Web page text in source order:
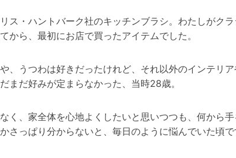
ス・ハントバーク社のキッチンブラシ。わたしがク
から、最初にお店で買ったアイテムでした。
、うつわは好きだったけれど、それ以外のインテリ
まだ好みが定まらなかった、当時28歳。
く、家全体を心地よくしたいと思いつつも、何から
さっぱり分からないと、毎日のように悩んでいた頃